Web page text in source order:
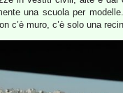
una scuola per
c’è muro, c’è solo una